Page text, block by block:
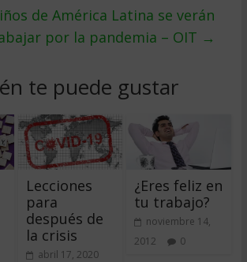
de América Latina se verán
por la pandemia – OIT →
te puede gustar
Lecciones
para
después de
la crisis
abril 17, 2020
¿Eres feliz en
tu trabajo?
noviembre 14,
2012
0